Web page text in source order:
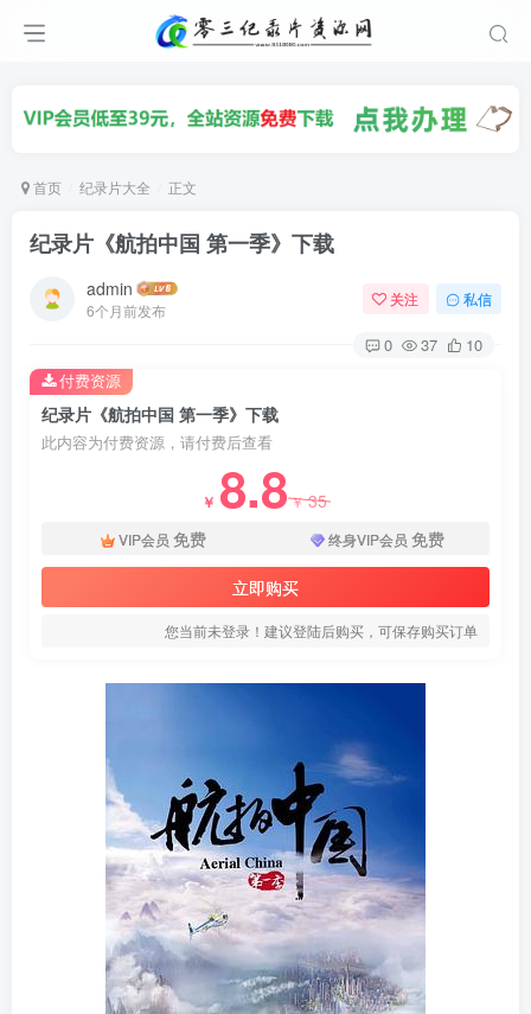
首页 纪录片大全 正文
纪录片《航拍中国 第一季》下载
admin
6个月前发布
关注 私信
0 37 10
纪录片《航拍中国 第一季》下载
此内容为付费资源，请付费后查看
￥ 8.8￥35
VIP会员 免费 终身VIP会员 免费
立即购买
您当前未登录！建议登陆后购买，可保存购买订单
付费资源